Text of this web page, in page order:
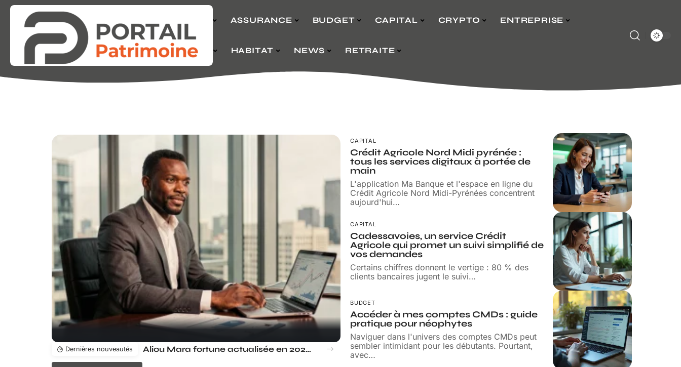
ASSURANCE BUDGET CAPITAL CRYPTO ENTREPRISE
FINANCE HABITAT NEWS RETRAITE
Dernières nouveautés Aliou Mara fortune actualisée en 2026 : estimation, évolution et enjeux
CAPITAL
Crédit Agricole Nord Midi pyrénée :
tous les services digitaux à portée de
main
L'application Ma Banque et l'espace en ligne du
Crédit Agricole Nord Midi-Pyrénées concentrent
aujourd'hui…
CAPITAL
Cadessavoies, un service Crédit
Agricole qui promet un suivi simplifié de
vos demandes
Certains chiffres donnent le vertige : 80 % des
clients bancaires jugent le suivi…
BUDGET
Accéder à mes comptes CMDs : guide
pratique pour néophytes
Naviguer dans l'univers des comptes CMDs peut
sembler intimidant pour les débutants. Pourtant,
avec…